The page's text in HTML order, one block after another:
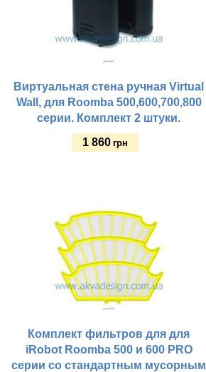
Виртуальная стена ручная Virtual
Wall, для Roomba 500,600,700,800
серии. Комплект 2 штуки.
1 860 грн
Комплект фильтров для для
iRobot Roomba 500 и 600 PRO
серии со стандартным мусорным